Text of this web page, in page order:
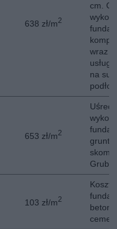
638 zł/m2
cm.
wraz z
na
653 zł/m2
103 zł/m2
Koszt